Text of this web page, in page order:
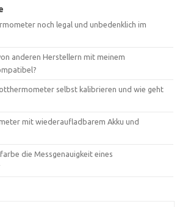
noch legal und unbedenklich im
anderen Herstellern mit meinem
selbst kalibrieren und wie geht
mit wiederaufladbarem Akku und
die Messgenauigkeit eines